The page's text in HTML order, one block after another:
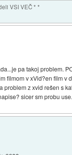
VSI VEČ * *
pa takoj problem.
filmom v xVid?en film
problem z xvid rešen s
sicer sm probu